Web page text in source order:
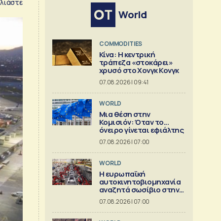
World
COMMODITIES
Κίνα: Η κεντρική
τράπεζα «στοκάρει»
χρυσό στο Χονγκ Κονγκ
07.08.2026 | 09:41
WORLD
Μια θέση στην
Κομισιόν: Όταν το...
όνειρο γίνεται εφιάλτης
07.08.2026 | 07:00
WORLD
Η ευρωπαϊκή
αυτοκινητοβιομηχανία
αναζητά σωσίβιο στην
Κίνα
07.08.2026 | 07:00